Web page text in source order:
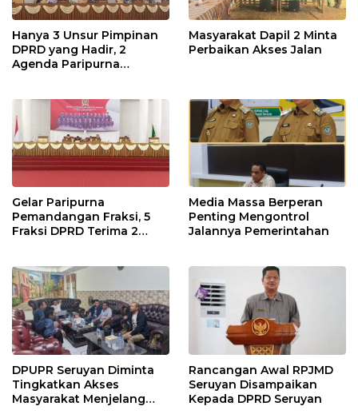
Hanya 3 Unsur Pimpinan
DPRD yang Hadir, 2
Agenda Paripurna
Masyarakat Dapil 2 Minta
Perbaikan Akses Jalan
Gelar Paripurna
Pemandangan Fraksi, 5
Fraksi DPRD Terima 2
Media Massa Berperan
Penting Mengontrol
Jalannya Pemerintahan
DPUPR Seruyan Diminta
Tingkatkan Akses
Masyarakat Menjelang
Rancangan Awal RPJMD
Seruyan Disampaikan
Kepada DPRD Seruyan